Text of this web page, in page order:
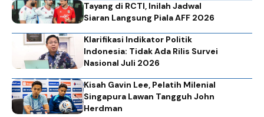
Tayang di RCTI, Inilah Jadwal
Siaran Langsung Piala AFF 2026
Klarifikasi Indikator Politik
Indonesia: Tidak Ada Rilis Survei
Nasional Juli 2026
Kisah Gavin Lee, Pelatih Milenial
Singapura Lawan Tangguh John
Herdman